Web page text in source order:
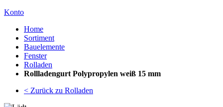
Konto
Home
Sortiment
Bauelemente
Fenster
Rolladen
Rollladengurt Polypropylen weiß 15 mm
< Zurück zu Rolladen